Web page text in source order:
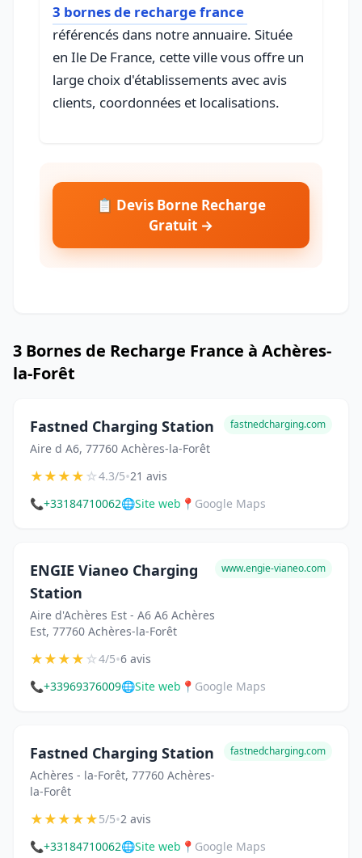
3 bornes de recharge france
référencés dans notre annuaire. Située
en Ile De France, cette ville vous offre un
large choix d'établissements avec avis
clients, coordonnées et localisations.
📋 Devis Borne Recharge
Gratuit →
3 Bornes de Recharge France à Achères-
la-Forêt
Fastned Charging Station
Aire d A6, 77760 Achères-la-Forêt
fastnedcharging.com
★★★★☆4.3/5•21 avis
📞+33184710062🌐Site web 📍 Google Maps
ENGIE Vianeo Charging
Station
Aire d'Achères Est - A6 A6 Achères
Est, 77760 Achères-la-Forêt
www.engie-vianeo.com
★★★★☆4/5•6 avis
📞+33969376009🌐Site web 📍 Google Maps
Fastned Charging Station
Achères - la-Forêt, 77760 Achères-
la-Forêt
fastnedcharging.com
★★★★★5/5•2 avis
📞+33184710062🌐Site web 📍 Google Maps